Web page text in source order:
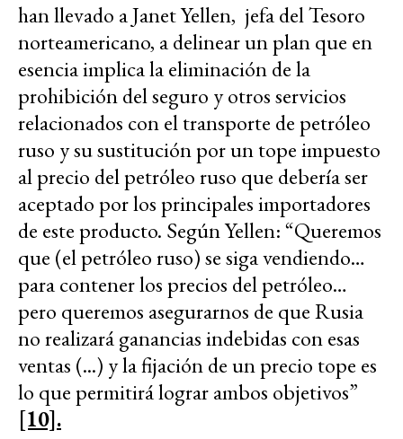
han llevado a Janet Yellen, jefa del Tesoro
norteamericano, a delinear un plan que en
esencia implica la eliminación de la
prohibición del seguro y otros servicios
relacionados con el transporte de petróleo
ruso y su sustitución por un tope impuesto
al precio del petróleo ruso que debería ser
aceptado por los principales importadores
de este producto. Según Yellen: “Queremos
que (el petróleo ruso) se siga vendiendo…
para contener los precios del petróleo…
pero queremos asegurarnos de que Rusia
no realizará ganancias indebidas con esas
ventas (...) y la fijación de un precio tope es
lo que permitirá lograr ambos objetivos”
[10].